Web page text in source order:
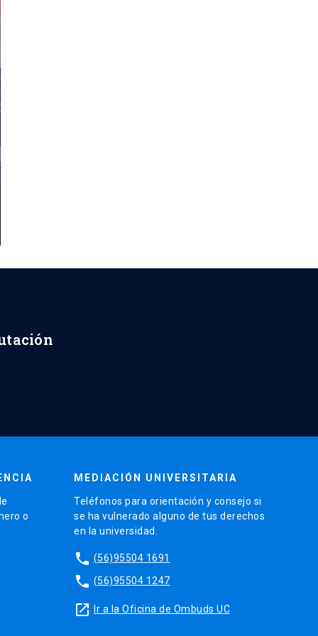
o
MEDIACIÓN UNIVERSITARIA
Teléfonos para orientación y consejo si
se ha vulnerado alguno de tus derechos
en la universidad.
phone (56)95504 1691
phone (56)95504 1247
launch Ir a la Oficina de Ombuds UC